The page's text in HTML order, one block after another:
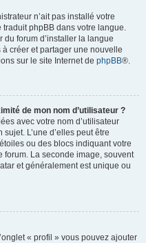
n’ait pas installé votre
traduit phpBB dans votre langue.
du forum d’installer la langue
à créer et partager une nouvelle
sur le site Internet de phpBB®.
de mon nom d’utilisateur ?
avec votre nom d’utilisateur
L’une d’elles peut être
ou des blocs indiquant votre
forum. La seconde image, souvent
et généralement est unique ou
« profil » vous pouvez ajouter